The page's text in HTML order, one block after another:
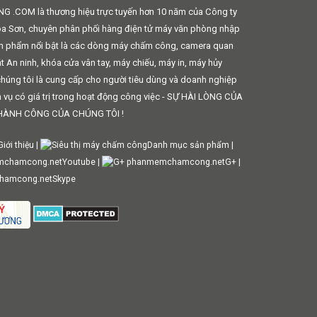
.COM là thương hiệu trực tuyến hơn 10 năm của Công ty
Sơn, chuyên phân phối hàng điện tử máy văn phòng nhập
phẩm nổi bật là các dòng máy chấm công, camera quan
ninh, khóa cửa vân tay, máy chiếu, máy in, máy hủy
tôi là cung cấp cho người tiêu dùng và doanh nghiệp
có giá trị trong hoạt động công việc - SỰ HÀI LÒNG CỦA
CÔNG CỦA CHÚNG TÔI !
thiệu | Danh mục sản phẩm |
Youtube| G+|
Skype